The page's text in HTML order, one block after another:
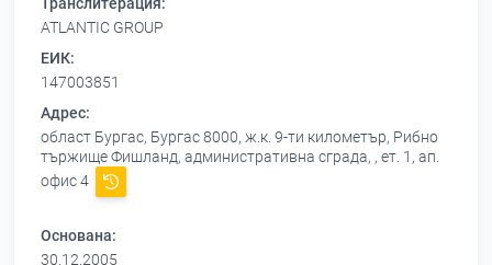
Транслитерация:
ATLANTIC GROUP
ЕИК:
147003851
Адрес:
област Бургас, Бургас 8000, ж.к. 9-ти километър, Рибно
тържище Фишланд, административна сграда, , ет. 1, ап.
офис 4
Основана:
30.12.2005